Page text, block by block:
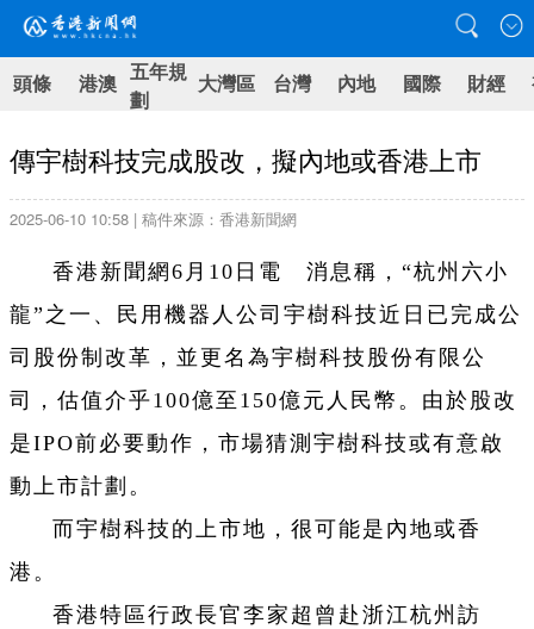
頭條 港澳 五年規
劃
大灣區 台灣 內地 國際 財經
傳宇樹科技完成股改，擬內地或香港上市
2025-06-10 10:58 | 稿件來源：香港新聞網
香港新聞網6月10日電 消息稱，“杭州六小
龍”之一、民用機器人公司宇樹科技近日已完成公
司股份制改革，並更名為宇樹科技股份有限公
司，估值介乎100億至150億元人民幣。由於股改
是IPO前必要動作，市場猜測宇樹科技或有意啟
動上市計劃。
而宇樹科技的上市地，很可能是內地或香
港。
香港特區行政長官李家超曾赴浙江杭州訪